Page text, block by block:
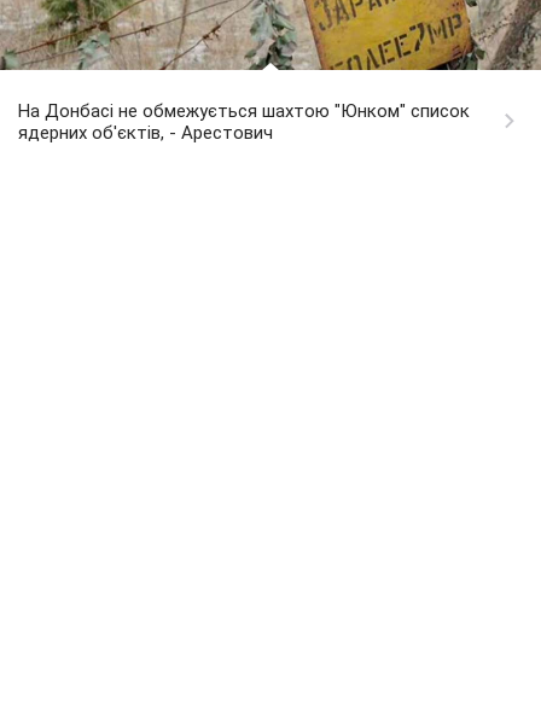
На Донбасі не обмежується шахтою "Юнком" список
ядерних об'єктів, - Арестович